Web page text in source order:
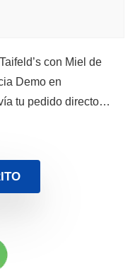
con Miel de
Demo en
tu pedido directo…